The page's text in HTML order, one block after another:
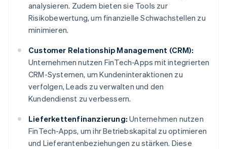
analysieren. Zudem bieten sie Tools zur
Risikobewertung, um finanzielle Schwachstellen zu
minimieren.
Customer Relationship Management (CRM):
Unternehmen nutzen FinTech-Apps mit integrierten
CRM-Systemen, um Kundeninteraktionen zu
verfolgen, Leads zu verwalten und den
Kundendienst zu verbessern.
Lieferkettenfinanzierung: Unternehmen nutzen
FinTech-Apps, um ihr Betriebskapital zu optimieren
und Lieferantenbeziehungen zu stärken. Diese